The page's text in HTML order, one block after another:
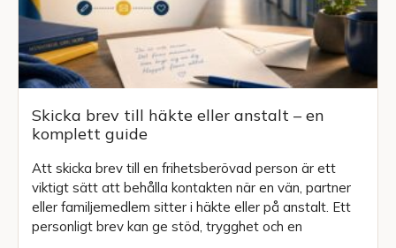
Skicka brev till häkte eller anstalt – en
komplett guide
Att skicka brev till en frihetsberövad person är ett
viktigt sätt att behålla kontakten när en vän, partner
eller familjemedlem sitter i häkte eller på anstalt. Ett
personligt brev kan ge stöd, trygghet och en